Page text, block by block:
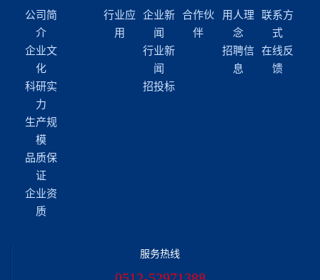
公司简
介
企业文
化
科研实
力
生产规
模
品质保
证
企业资
质
行业应
用
企业新
闻
行业新
闻
招投标
合作伙
伴
用人理
念
招聘信
息
联系方
式
在线反
馈
服务热线